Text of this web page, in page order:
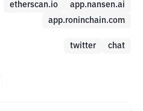
etherscan.io
app.nansen.ai
app.roninchain.com
twitter chat